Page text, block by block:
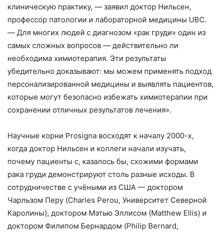
клиническую практику, — заявил доктор Нильсен,
профессор патологии и лабораторной медицины UBC.
— Для многих людей с диагнозом «рак груди» один из
самых сложных вопросов — действительно ли
необходима химиотерапия. Эти результаты
убедительно доказывают: мы можем применять подход
персонализированной медицины и выявлять пациентов,
которые могут безопасно избежать химиотерапии при
сохранении отличных результатов лечения».
Научные корни Prosigna восходят к началу 2000-х,
когда доктор Нильсен и коллеги начали изучать,
почему пациенты с, казалось бы, схожими формами
рака груди демонстрируют столь разные исходы. В
сотрудничестве с учёными из США — доктором
Чарльзом Перу (Charles Perou, Университет Северной
Каролины), доктором Мэтью Эллисом (Matthew Ellis) и
доктором Филипом Бернардом (Philip Bernard,